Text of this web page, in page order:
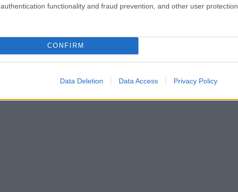
authentication functionality and fraud prevention, and other user protection.
CONFIRM
Data Deletion Data Access Privacy Policy